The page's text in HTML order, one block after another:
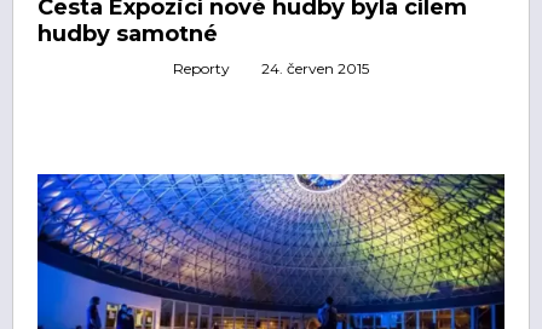
Cesta Expozicí nové hudby byla cílem
hudby samotné
Reporty 24. červen 2015